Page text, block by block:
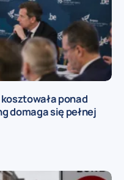
ponad
domaga się pełnej